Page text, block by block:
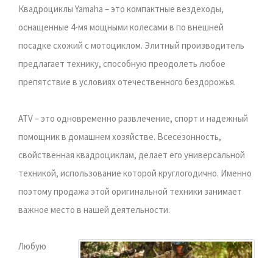
Квадроциклы Yamaha – это компактные вездеходы,
оснащенные 4-мя мощными колесами в по внешней
посадке схожий с мотоциклом. Элитный производитель
предлагает технику, способную преодолеть любое
препятствие в условиях отечественного бездорожья.
ATV – это одновременно развлечение, спорт и надежный
помощник в домашнем хозяйстве. Всесезонность,
свойственная квадроциклам, делает его универсальной
техникой, использование которой круглогодично. Именно
поэтому продажа этой оригинальной техники занимает
важное место в нашей деятельности.
Любую